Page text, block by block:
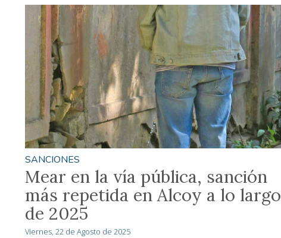
SANCIONES
Mear en la vía pública, sanción
más repetida en Alcoy a lo largo
de 2025
Viernes, 22 de Agosto de 2025